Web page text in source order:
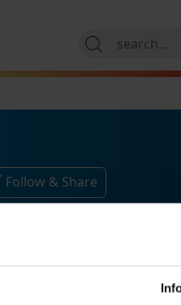
Follow & Share